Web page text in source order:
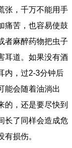
，千万不能用手
痛苦，也容易使鼓
者麻醉药物把虫子
耳道。如果没有酒
内，过2-3分钟后
能会随着油淌出
的，还是要尽快到
长了同样会造成危
损伤。